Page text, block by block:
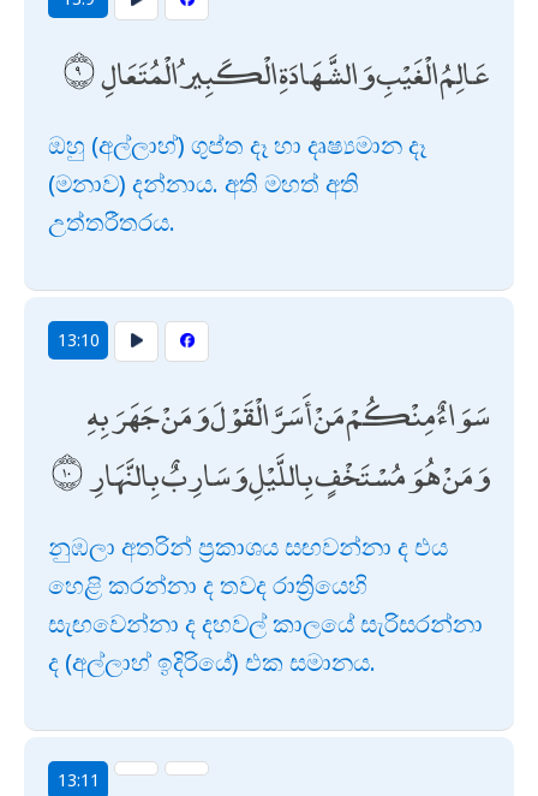
عَالِمُ الْغَيْبِ وَالشَّهَادَةِ الْكَبِيرُ الْمُتَعَالِ
ඔහු (අල්ලාහ්) ගුප්ත දෑ හා දෘෂ්‍යමාන දෑ
(මනාව) දන්නාය. අති මහත් අති
උත්තරීතරය.
13:10
سَوَاءٌ مِنْكُمْ مَنْ أَسَرَّ الْقَوْلَ وَمَنْ جَهَرَ بِهِ
وَمَنْ هُوَ مُسْتَخْفٍ بِاللَّيْلِ وَسَارِبٌ بِالنَّهَارِ
නුඹලා අතරින් ප්‍රකාශය සඟවන්නා ද එය
හෙළි කරන්නා ද තවද රාත්‍රියෙහි
සැඟවෙන්නා ද දහවල් කාලයේ සැරිසරන්නා
ද (අල්ලාහ් ඉදිරියේ) එක සමානය.
13:11